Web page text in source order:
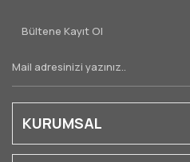
Bültene Kayıt Ol
KURUMSAL